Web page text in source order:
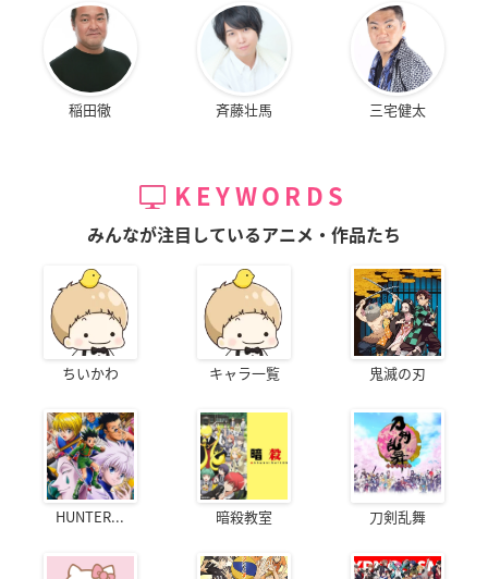
稲田徹 斉藤壮馬 三宅健太
KEYWORDS
みんなが注目しているアニメ・作品たち
ちいかわ キャラ一覧 鬼滅の刃
HUNTER... 暗殺教室 刀剣乱舞